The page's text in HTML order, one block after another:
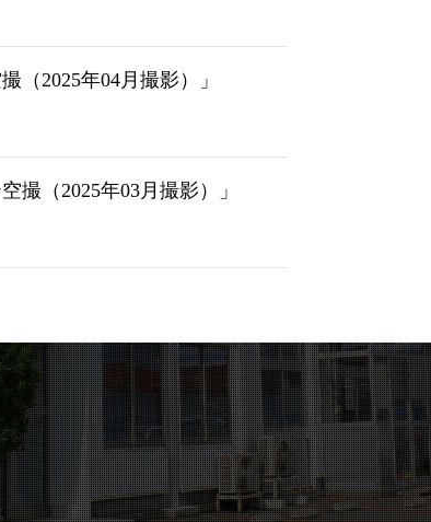
（2025年04月撮影）」
撮（2025年03月撮影）」